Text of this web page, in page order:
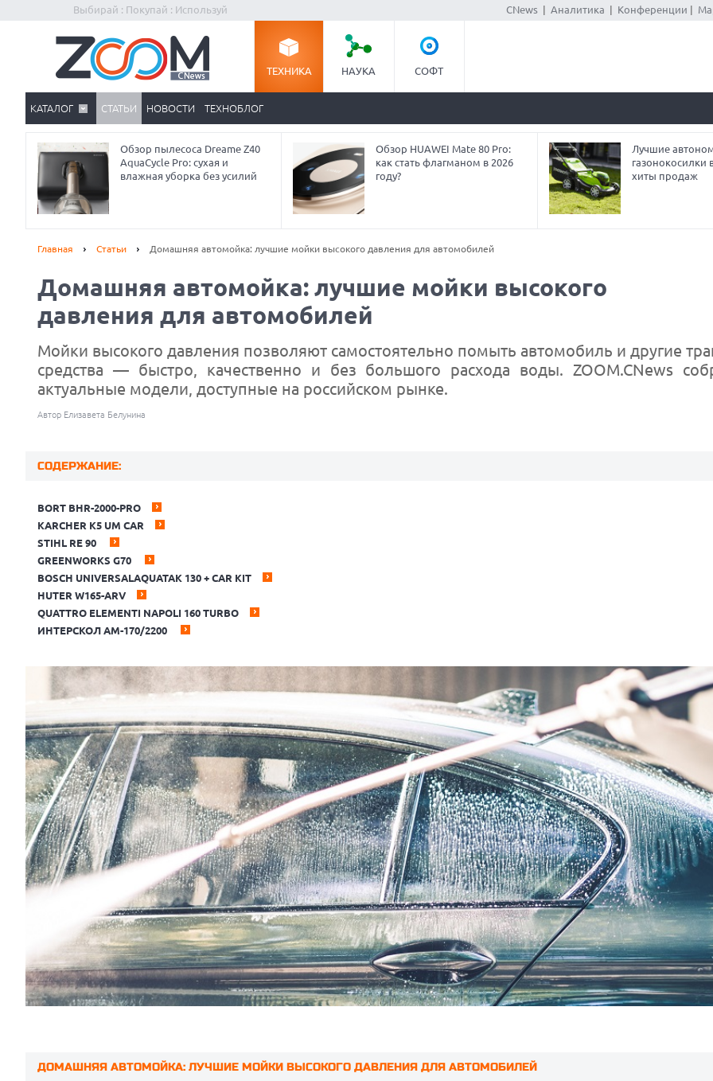
Выбирай : Покупай : Используй CNews| Аналитика Конференции
ТЕХНИКА НАУКА СОФТ
КАТАЛОГ СТАТЬИ НОВОСТИ ТЕХНОБЛОГ
Обзор пылесоса Dreame Z40
AquaCycle Pro: сухая и
влажная уборка без усилий
Обзор HUAWEI Mate 80 Pro:
как стать флагманом в 2026
году?
Лучшие
газонокосилки
хиты продаж
Главная Статьи Домашняя автомойка: лучшие мойки высокого давления для автомобилей
Домашняя автомойка: лучшие мойки высокого
давления для автомобилей
Мойки высокого давления позволяют самостоятельно помыть автомобиль и другие
средства — быстро, качественно и без большого расхода воды. ZOOM.CNews
актуальные модели, доступные на российском рынке.
Автор Елизавета Белунина
СОДЕРЖАНИЕ:
BORT BHR-2000-PRO
KARCHER K5 UM CAR
STIHL RE 90
GREENWORKS G70
BOSCH UNIVERSALAQUATAK 130 + CAR KIT
HUTER W165-ARV
QUATTRO ELEMENTI NAPOLI 160 TURBO
ИНТЕРСКОЛ АМ-170/2200
ДОМАШНЯЯ АВТОМОЙКА: ЛУЧШИЕ МОЙКИ ВЫСОКОГО ДАВЛЕНИЯ ДЛЯ АВТОМОБИЛЕЙ
Prev